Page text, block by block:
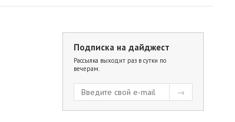
Подписка на дайджест
Рассылка выходит раз в сутки по
вечерам.